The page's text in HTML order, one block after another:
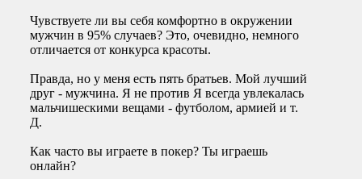
Чувствуете ли вы себя комфортно в окружении
мужчин в 95% случаев? Это, очевидно, немного
отличается от конкурса красоты.
Правда, но у меня есть пять братьев. Мой лучший
друг - мужчина. Я не против Я всегда увлекалась
мальчишескими вещами - футболом, армией и т.
Д.
Как часто вы играете в покер? Ты играешь
онлайн?